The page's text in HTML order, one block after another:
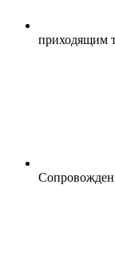
приходящим